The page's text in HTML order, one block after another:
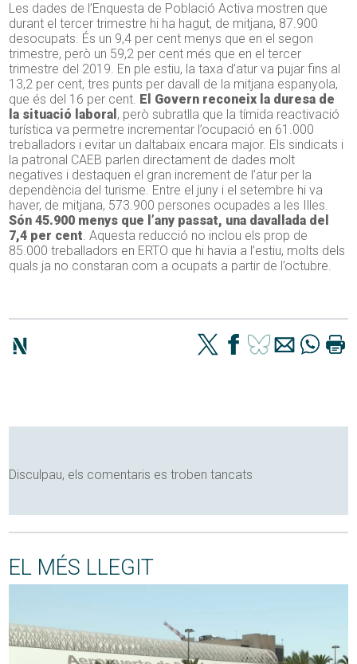
Les dades de l’Enquesta de Població Activa mostren que
durant el tercer trimestre hi ha hagut, de mitjana, 87.900
desocupats. És un 9,4 per cent menys que en el segon
trimestre, però un 59,2 per cent més que en el tercer
trimestre del 2019. En ple estiu, la taxa d’atur va pujar fins al
13,2 per cent, tres punts per davall de la mitjana espanyola,
que és del 16 per cent. El Govern reconeix la duresa de
la situació laboral , però subratlla que la tímida reactivació
turística va permetre incrementar l’ocupació en 61.000
treballadors i evitar un daltabaix encara major. Els sindicats i
la patronal CAEB parlen directament de dades molt
negatives i destaquen el gran increment de l’atur per la
dependència del turisme. Entre el juny i el setembre hi va
haver, de mitjana, 573.900 persones ocupades a les Illes.
Són 45.900 menys que l’any passat, una davallada del
7,4 per cent. Aquesta reducció no inclou els prop de
85.000 treballadors en ERTO que hi havia a l’estiu, molts dels
quals ja no constaran com a ocupats a partir de l’octubre.
Disculpau, els comentaris es troben tancats
EL MÉS LLEGIT